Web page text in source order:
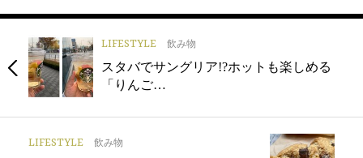
LIFESTYLE 飲み物
スタバでサングリア!?ホットも楽しめる
「りんご…
LIFESTYLE 飲み物